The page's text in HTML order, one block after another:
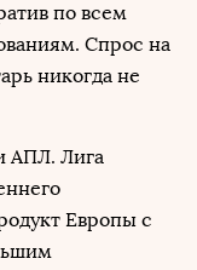
по всем
Спрос на
никогда не
АПЛ. Лига
Европы с